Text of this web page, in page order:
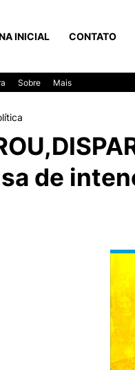
INICIAL CONTATO
Sobre Mais
de